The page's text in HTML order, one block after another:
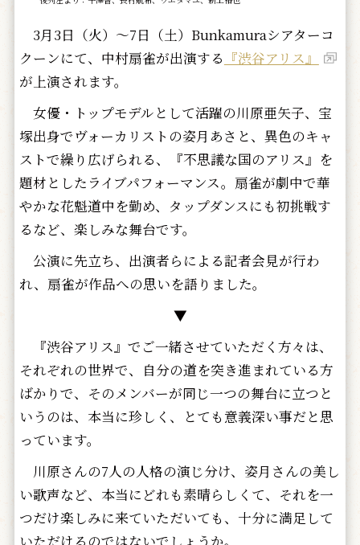
3月3日（火）～7日（土）Bunkamuraシアターコ
クーンにて、中村扇雀が出演する 『渋谷アリス』
が上演されます。
女優・トップモデルとして活躍の川原亜矢子、宝
塚出身でヴォーカリストの姿月あさと、異色のキャ
ストで繰り広げられる、『不思議な国のアリス』を
題材としたライブパフォーマンス。扇雀が劇中で華
やかな花魁道中を勤め、タップダンスにも初挑戦す
るなど、楽しみな舞台です。
公演に先立ち、出演者らによる記者会見が行わ
れ、扇雀が作品への思いを語りました。
▼
『渋谷アリス』でご一緒させていただく方々は、
それぞれの世界で、自分の道を突き進まれている方
ばかりで、そのメンバーが同じ一つの舞台に立つと
いうのは、本当に珍しく、とても意義深い事だと思
っています。
川原さんの7人の人格の演じ分け、姿月さんの美し
い歌声など、本当にどれも素晴らしくて、それを一
つだけ楽しみに来ていただいても、十分に満足して